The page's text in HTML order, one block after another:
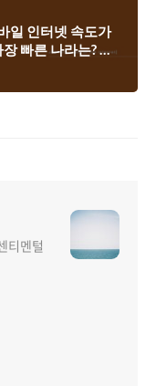
일 인터넷 속도가
장 빠른 나라는? -
티멘털